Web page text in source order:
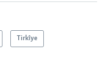
Tirkîye